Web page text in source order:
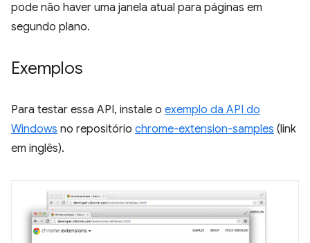
pode não haver uma janela atual para páginas em
segundo plano.
Exemplos
Para testar essa API, instale o exemplo da API do
Windows no repositório chrome-extension-samples (link
em inglês).